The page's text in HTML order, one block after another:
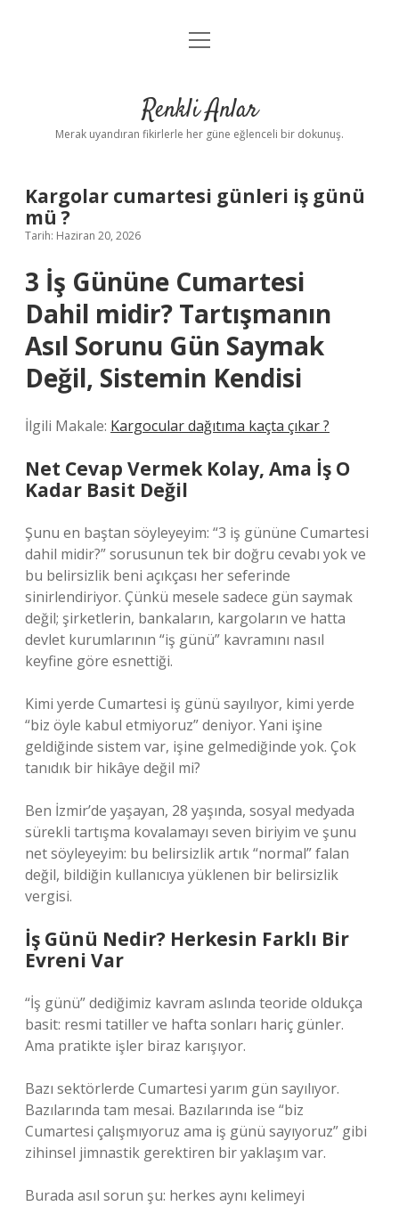
Anasayfa
Yasal Uyarı
menüyü
Renkli Anlar
Merak uyandıran fikirlerle her güne eğlenceli bir dokunuş.
Kargolar cumartesi günleri iş günü
mü ?
Tarih: Haziran 20, 2026
3 İş Gününe Cumartesi
Dahil midir? Tartışmanın
Asıl Sorunu Gün Saymak
Değil, Sistemin Kendisi
İlgili Makale: Kargocular dağıtıma kaçta çıkar ?
Net Cevap Vermek Kolay, Ama İş O
Kadar Basit Değil
Şunu en baştan söyleyeyim: “3 iş gününe Cumartesi
dahil midir?” sorusunun tek bir doğru cevabı yok ve
bu belirsizlik beni açıkçası her seferinde
sinirlendiriyor. Çünkü mesele sadece gün saymak
değil; şirketlerin, bankaların, kargoların ve hatta
devlet kurumlarının “iş günü” kavramını nasıl
keyfine göre esnettiği.
Kimi yerde Cumartesi iş günü sayılıyor, kimi yerde
“biz öyle kabul etmiyoruz” deniyor. Yani işine
geldiğinde sistem var, işine gelmediğinde yok. Çok
tanıdık bir hikâye değil mi?
Ben İzmir’de yaşayan, 28 yaşında, sosyal medyada
sürekli tartışma kovalamayı seven biriyim ve şunu
net söyleyeyim: bu belirsizlik artık “normal” falan
değil, bildiğin kullanıcıya yüklenen bir belirsizlik
vergisi.
İş Günü Nedir? Herkesin Farklı Bir
Evreni Var
“İş günü” dediğimiz kavram aslında teoride oldukça
basit: resmi tatiller ve hafta sonları hariç günler.
Ama pratikte işler biraz karışıyor.
Bazı sektörlerde Cumartesi yarım gün sayılıyor.
Bazılarında tam mesai. Bazılarında ise “biz
Cumartesi çalışmıyoruz ama iş günü sayıyoruz” gibi
zihinsel jimnastik gerektiren bir yaklaşım var.
Burada asıl sorun şu: herkes aynı kelimeyi